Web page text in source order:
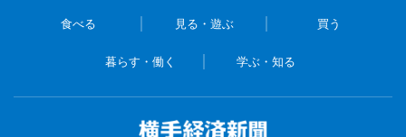
食べる 見る・遊ぶ 買う
暮らす・働く 学ぶ・知る